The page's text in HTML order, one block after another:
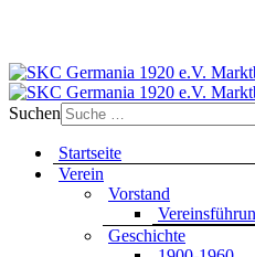
Suchen
Startseite
Verein
Vorstand
Geschichte